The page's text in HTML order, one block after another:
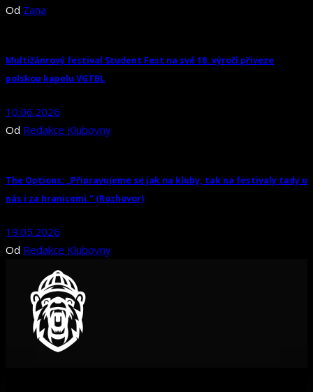
Od Zana
Multižánrový festival Student Fest na své 18. výročí přiveze
polskou kapelu VGTBL
10.06.2026
Od Redakce Klubovny
The Options: „Připravujeme se jak na kluby, tak na festivaly tady u
nás i za hranicemi.“ (Rozhovor)
19.05.2026
Od Redakce Klubovny